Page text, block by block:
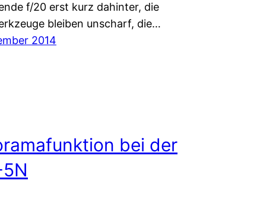
f/20 erst kurz dahinter, die
bleiben unscharf, die…
2014
bei der